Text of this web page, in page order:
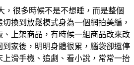
，很多時候不是不想睡，而是整個
換到放鬆模式身為一個網拍美編，
上架商品，有時候一組商品改來改
家後，明明身體很累，腦袋卻還停
滑手機、追劇、看小說，常常一抬